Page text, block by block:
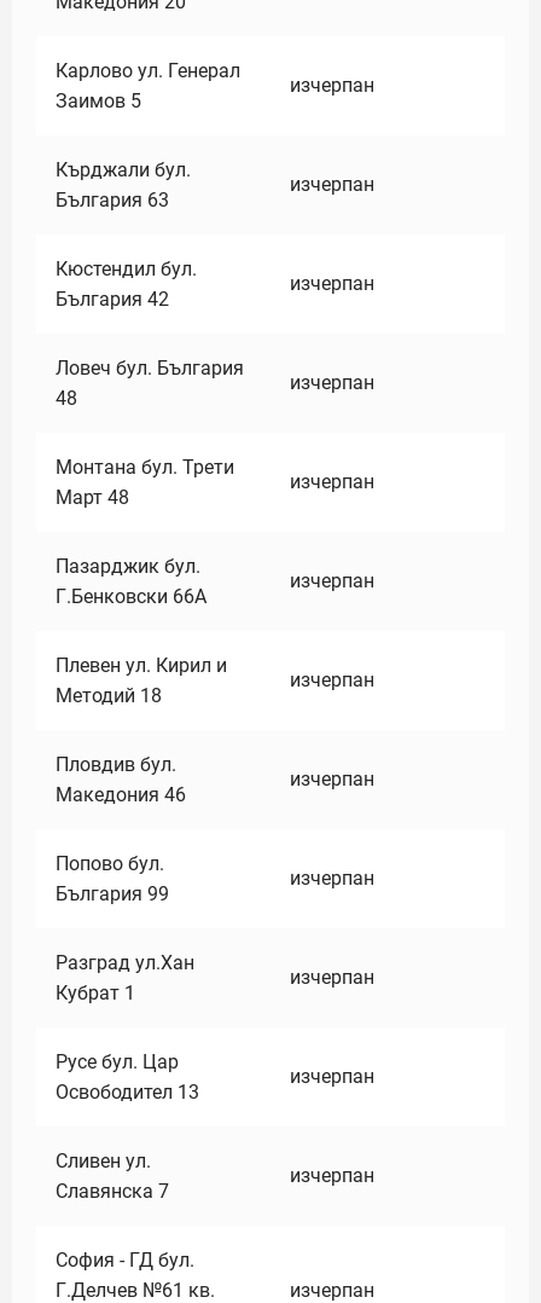
Карлово ул. Генерал
Заимов 5
изчерпан
Кърджали бул.
България 63
изчерпан
Кюстендил бул.
България 42
изчерпан
Ловеч бул. България
48
изчерпан
Монтана бул. Трети
Март 48
изчерпан
Пазарджик бул.
Г.Бенковски 66А
изчерпан
Плевен ул. Кирил и
Методий 18
изчерпан
Пловдив бул.
Македония 46
изчерпан
Попово бул.
България 99
изчерпан
Разград ул.Хан
Кубрат 1
изчерпан
Русе бул. Цар
Освободител 13
изчерпан
Сливен ул.
Славянска 7
изчерпан
София - ГД бул.
Г.Делчев №61 кв.
изчерпан